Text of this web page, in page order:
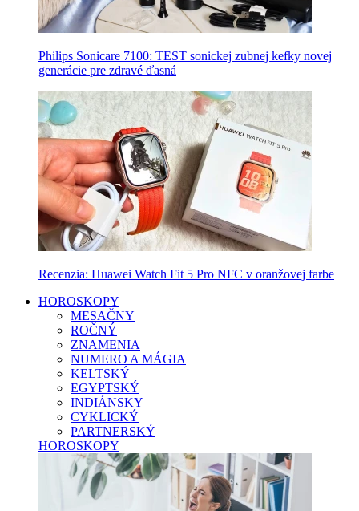
Philips Sonicare 7100: TEST sonickej zubnej kefky novej
generácie pre zdravé ďasná
Recenzia: Huawei Watch Fit 5 Pro NFC v oranžovej farbe
HOROSKOPY
MESAČNY
ROČNÝ
ZNAMENIA
NUMERO A MÁGIA
KELTSKÝ
EGYPTSKÝ
INDIÁNSKY
CYKLICKÝ
PARTNERSKÝ
HOROSKOPY